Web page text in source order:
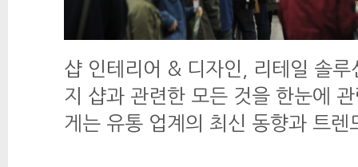
샵 인테리어 & 디자인, 리테일 솔
지 샵과 관련한 모든 것을 한눈에
게는 유통 업계의 최신 동향과 트